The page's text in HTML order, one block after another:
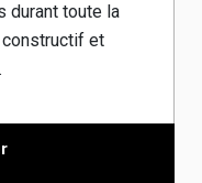
durant toute la
constructif et